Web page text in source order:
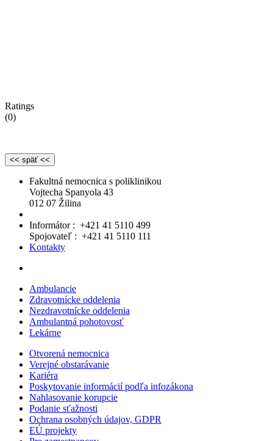
Ratings
(0)
Fakultná nemocnica s poliklinikou
Vojtecha Spanyola 43
012 07 Žilina
Informátor : +421 41 5110 499
Spojovateľ : +421 41 5110 111
Kontakty
Ambulancie
Zdravotnícke oddelenia
Nezdravotnícke oddelenia
Ambulantná pohotovosť
Lekárne
Otvorená nemocnica
Verejné obstarávanie
Kariéra
Poskytovanie informácií podľa infozákona
Nahlasovanie korupcie
Podanie sťažnosti
Ochrana osobných údajov, GDPR
EÚ projekty